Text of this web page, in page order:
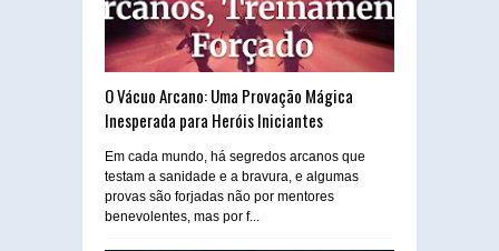
O Vácuo Arcano: Uma Provação Mágica
Inesperada para Heróis Iniciantes
Em cada mundo, há segredos arcanos que
testam a sanidade e a bravura, e algumas
provas são forjadas não por mentores
benevolentes, mas por f...